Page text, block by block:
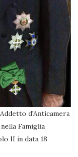
d'Anticamera
Famiglia
II in data 18